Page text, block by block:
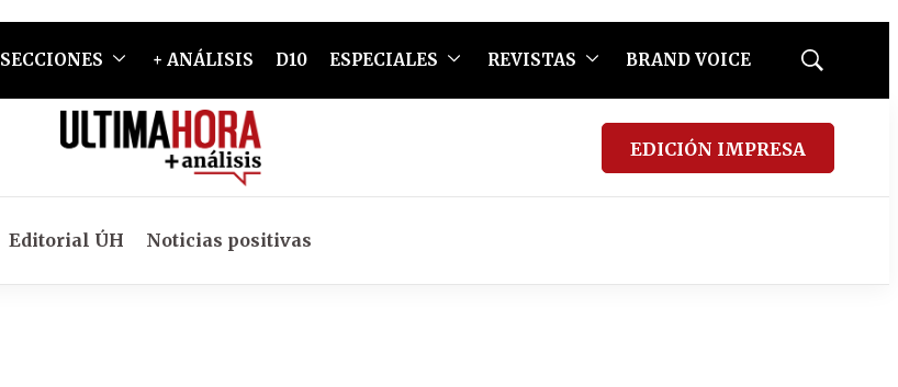
SECCIONES + ANÁLISIS D10 ESPECIALES REVISTAS BRAND VOICE
Mostrar
EDICIÓN IMPRESA
Editorial ÚH Noticias positivas